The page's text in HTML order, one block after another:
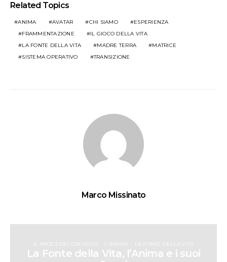
Related Topics
ANIMA AVATAR CHI SIAMO
ESPERIENZA
FRAMMENTAZIONE
IL GIOCO DELLA VITA
LA FONTE DELLA VITA
MADRE TERRA
MATRICE
SISTEMA OPERATIVO
TRANSIZIONE
Marco Missinato
IL PROCESSO CREATIVO L'ANIMA LA FONTE DELLA VITA
La Fonte della Vita, l’Anima e i suoi